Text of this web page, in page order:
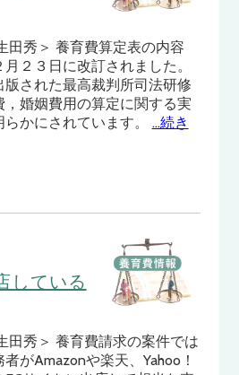
田秀＞ 養育費算定表の内容
２３日に改訂されました。
された最高裁判所司法研修
婚姻費用の算定に関する実
かにされています。 …続き
している
田秀＞ 養育費請求の案件では
がAmazonや楽天、Yahoo！